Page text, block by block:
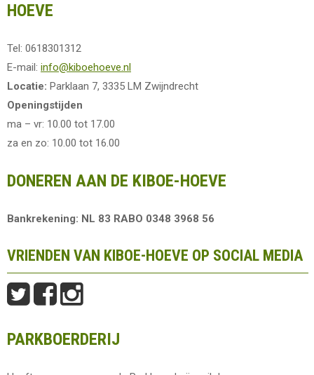
HOEVE
Tel: 0618301312
E-mail: info@kiboehoeve.nl
Locatie: Parklaan 7, 3335 LM Zwijndrecht
Openingstijden
ma – vr: 10.00 tot 17.00
za en zo: 10.00 tot 16.00
DONEREN AAN DE KIBOE-HOEVE
Bankrekening: NL 83 RABO 0348 3968 56
VRIENDEN VAN KIBOE-HOEVE OP SOCIAL MEDIA
PARKBOERDERIJ